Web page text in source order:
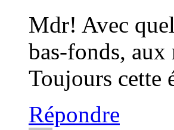
Mdr! Avec
bas-fonds,
Toujours cette
Répondre